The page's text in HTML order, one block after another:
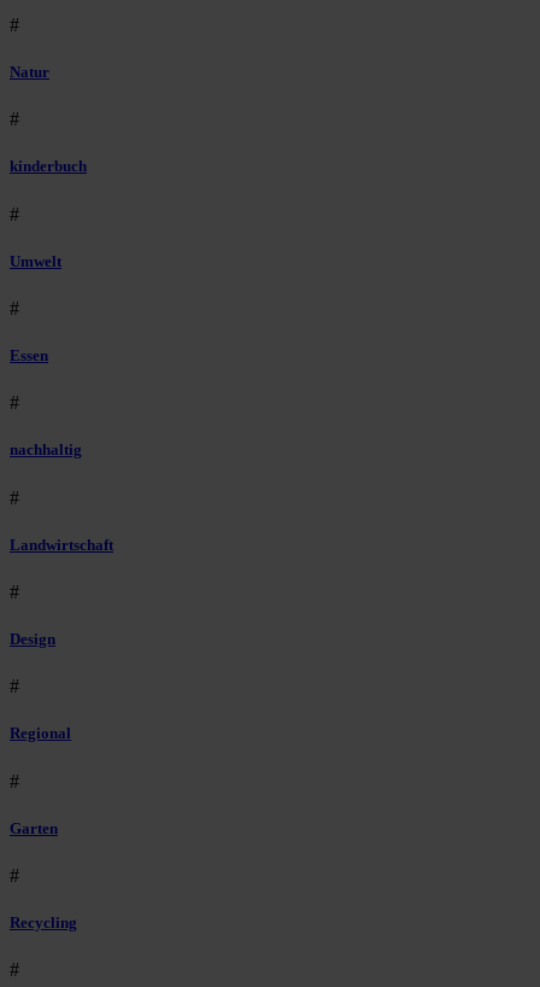
#
Natur
#
kinderbuch
#
Umwelt
#
Essen
#
nachhaltig
#
Landwirtschaft
#
Design
#
Regional
#
Garten
#
Recycling
#